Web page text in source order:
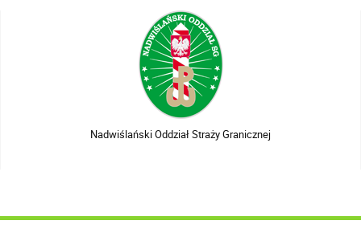
Nadwiślański Oddział Straży Granicznej